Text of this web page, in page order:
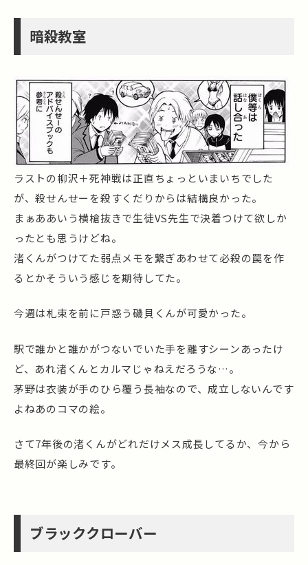
暗殺教室
ラストの柳沢＋死神戦は正直ちょっといまいちでした
が、殺せんせーを殺すくだりからは結構良かった。
まぁああいう横槍抜きで生徒VS先生で決着つけて欲しか
ったとも思うけどね。
渚くんがつけてた弱点メモを繋ぎあわせて必殺の罠を作
るとかそういう感じを期待してた。
今週は札束を前に戸惑う磯貝くんが可愛かった。
駅で誰かと誰かがつないでいた手を離すシーンあったけ
ど、あれ渚くんとカルマじゃねえだろうな…。
茅野は衣装が手のひら覆う長袖なので、成立しないんです
よねあのコマの絵。
さて7年後の渚くんがどれだけメス成長してるか、今から
最終回が楽しみです。
ブラッククローバー